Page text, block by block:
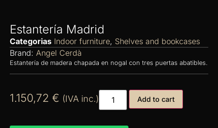
Estantería Madrid
Categorias Indoor furniture, Shelves and bookcases
Brand: Angel Cerdà
Estantería de madera chapada en nogal con tres puertas abatibles.
1.150,72 € (IVA inc.) Add to cart